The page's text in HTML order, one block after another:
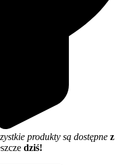
produkty są dostępne z
dziś!